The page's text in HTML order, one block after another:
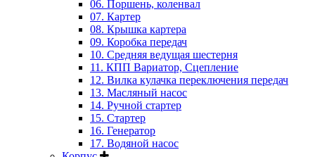
06. Поршень, коленвал
07. Картер
08. Крышка картера
09. Коробка передач
10. Средняя ведущая шестерня
11. КПП Вариатор, Сцепление
12. Вилка кулачка переключения передач
13. Масляный насос
14. Ручной стартер
15. Стартер
16. Генератор
17. Водяной насос